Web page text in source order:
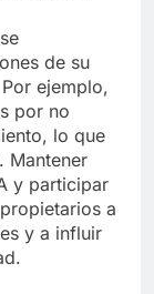
de su
ejemplo,
por no
lo que
Mantener
y participar
a
y a influir